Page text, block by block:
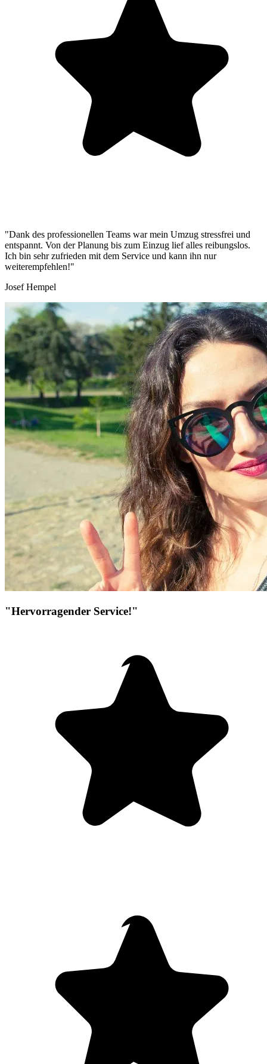
"Dank des professionellen Teams war mein Umzug stressfrei und
entspannt. Von der Planung bis zum Einzug lief alles reibungslos.
Ich bin sehr zufrieden mit dem Service und kann ihn nur
weiterempfehlen!"
Josef Hempel
"Hervorragender Service!"